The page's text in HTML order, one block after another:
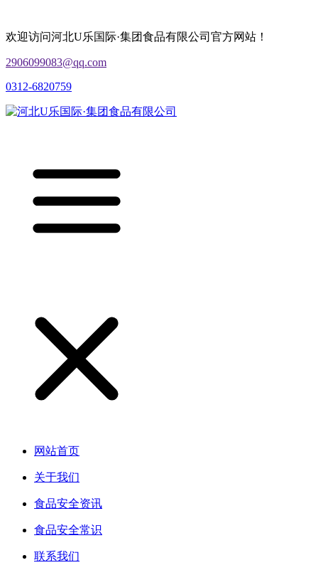
欢迎访问河北U乐国际·集团食品有限公司官方网站！
2906099083@qq.com
0312-6820759
网站首页
关于我们
食品安全资讯
食品安全常识
联系我们